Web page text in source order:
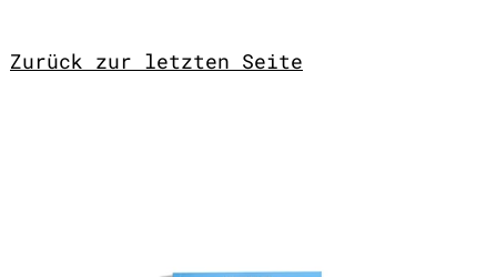
Zurück zur letzten Seite